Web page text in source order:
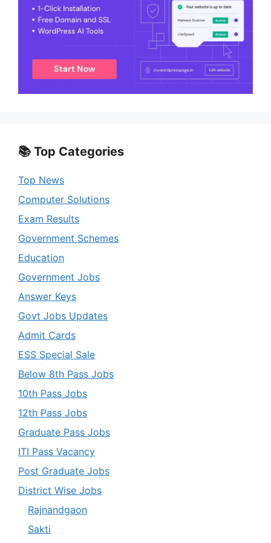
📚 Top Categories
Top News
Computer Solutions
Exam Results
Government Schemes
Education
Government Jobs
Answer Keys
Govt Jobs Updates
Admit Cards
ESS Special Sale
Below 8th Pass Jobs
10th Pass Jobs
12th Pass Jobs
Graduate Pass Jobs
ITI Pass Vacancy
Post Graduate Jobs
District Wise Jobs
Rajnandgaon
Sakti